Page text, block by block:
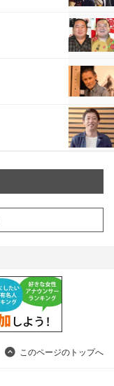
このページのトップへ